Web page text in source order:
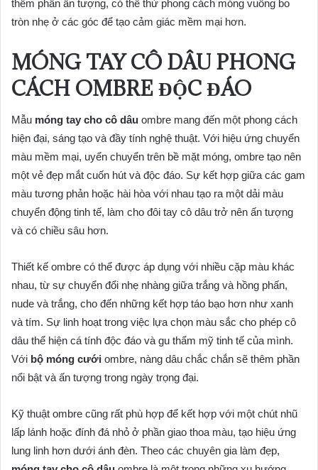
thêm phần ấn tượng, có thể thử phong cách móng vuông bo
tròn nhẹ ở các góc để tạo cảm giác mềm mại hơn.
MÓNG TAY CÔ DÂU PHONG
CÁCH OMBRE ĐỘC ĐÁO
Mẫu móng tay cho cô dâu ombre mang đến một phong cách
hiện đại, sáng tạo và đầy tính nghệ thuật. Với hiệu ứng chuyển
màu mềm mại, uyển chuyển trên bề mặt móng, ombre tạo nên
một vẻ đẹp mắt cuốn hút và độc đáo. Sự kết hợp giữa các gam
màu tương phản hoặc hài hòa với nhau tạo ra một dải màu
chuyển động tinh tế, làm cho đôi tay cô dâu trở nên ấn tượng
và có chiều sâu hơn.
Thiết kế ombre có thể được áp dụng với nhiều cặp màu khác
nhau, từ sự chuyển đổi nhẹ nhàng giữa trắng và hồng phấn,
nude và trắng, cho đến những kết hợp táo bạo hơn như xanh
và tím. Sự linh hoạt trong việc lựa chọn màu sắc cho phép cô
dâu thể hiện cá tính độc đáo và gu thẩm mỹ tinh tế của mình.
Với bộ móng cưới ombre, nàng dâu chắc chắn sẽ thêm phần
nổi bật và ấn tượng trong ngày trọng đại.
Kỹ thuật ombre cũng rất phù hợp để kết hợp với một chút nhũ
lấp lánh hoặc đính đá nhỏ ở phần giao thoa màu, tạo hiệu ứng
lung linh hơn dưới ánh đèn. Theo các chuyên gia làm đẹp,